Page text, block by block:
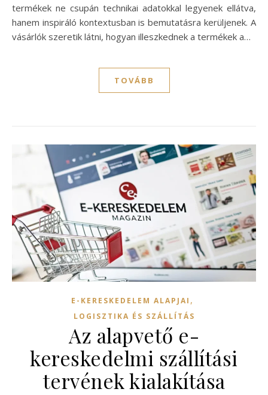
termékek ne csupán technikai adatokkal legyenek ellátva,
hanem inspiráló kontextusban is bemutatásra kerüljenek. A
vásárlók szeretik látni, hogyan illeszkednek a termékek a…
TOVÁBB
E-KERESKEDELEM ALAPJAI ,
LOGISZTIKA ÉS SZÁLLÍTÁS
Az alapvető e-
kereskedelmi szállítási
tervének kialakítása